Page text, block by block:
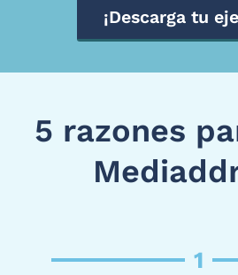
¡Descarga tu
5 razones
1